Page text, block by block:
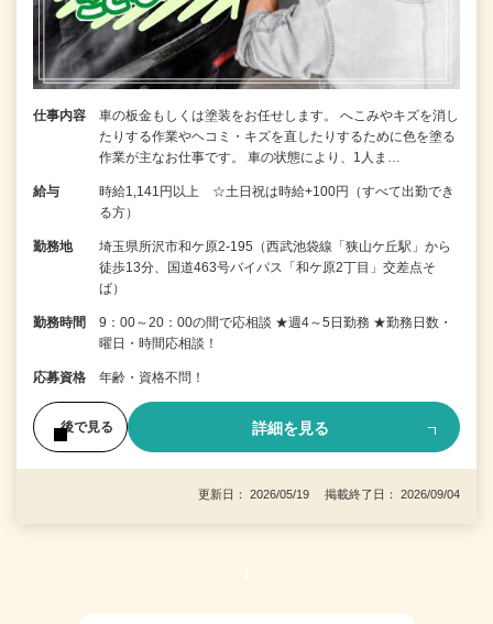
仕事内容
車の板金もしくは塗装をお任せします。 へこみやキズを消し
たりする作業やヘコミ・キズを直したりするために色を塗る
作業が主なお仕事です。 車の状態により、1人ま…
給与
時給1,141円以上 ☆土日祝は時給+100円（すべて出勤でき
る方）
勤務地
埼玉県所沢市和ケ原2‐195（西武池袋線「狭山ケ丘駅」から
徒歩13分、国道463号バイパス「和ケ原2丁目」交差点そ
ば）
勤務時間
9：00～20：00の間で応相談 ★週4～5日勤務 ★勤務日数・
曜日・時間応相談！
応募資格 年齢・資格不問！
後で見る 詳細を見る
更新日： 2026/05/19 掲載終了日： 2026/09/04
1